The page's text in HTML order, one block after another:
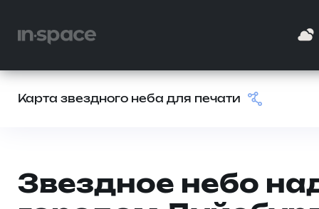
Карта звездного неба для печати
Звездное небо